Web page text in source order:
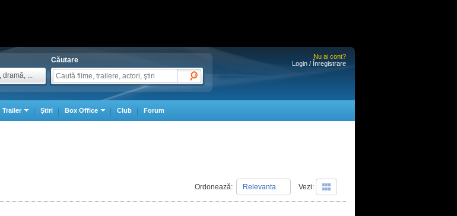
dramă, ...
Căutare
Nu ai cont?
Login / Înregistrare
Trailer Ştiri Box Office Club Forum
Ordonează: Relevanta Vezi: